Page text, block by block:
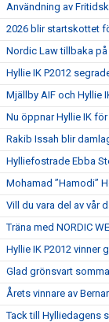
Användning av
2026 blir startskottet
Nordic Law tillbaka på
Hyllie IK P2012
Mjällby AIF och Hyllie
Nu öppnar Hyllie IK
Rakib Issah blir
Hylliefostrade Ebba
Mohamad ”Hamodi”
Vill du vara del av vår
Träna med NORDIC
Hyllie IK P2012 vinner
Glad grönsvart
Årets vinnare av
Tack till Hylliedagens